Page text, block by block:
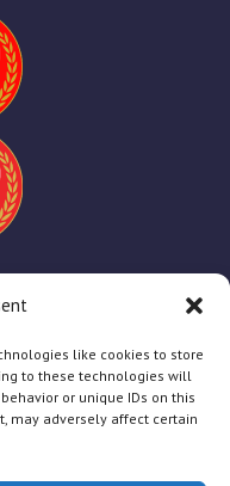
like cookies to store
to these technologies will
or unique IDs on this
may adversely affect certain